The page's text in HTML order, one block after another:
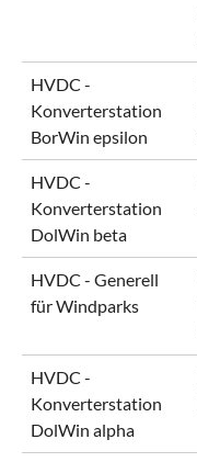
HVDC -
Konverterstation
BorWin epsilon
HVDC -
Konverterstation
DolWin beta
HVDC - Generell
für Windparks
HVDC -
Konverterstation
DolWin alpha